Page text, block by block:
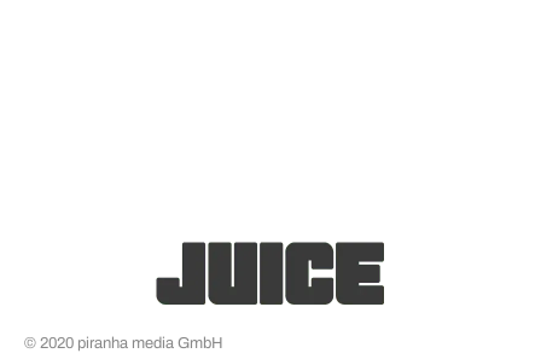
© 2020 piranha media GmbH